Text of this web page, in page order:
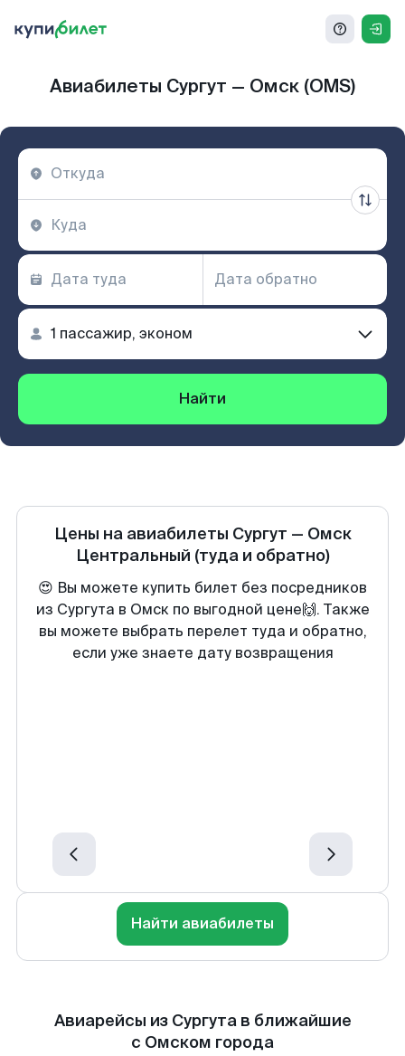
Авиабилеты Сургут — Омск (OMS)
Найти
Цены на авиабилеты Сургут — Омск
Центральный (туда и обратно)
😍 Вы можете купить билет без посредников
из Сургута в Омск по выгодной цене🙌. Также
вы можете выбрать перелет туда и обратно,
если уже знаете дату возвращения
Найти авиабилеты
Авиарейсы из Сургута в ближайшие
с Омском города